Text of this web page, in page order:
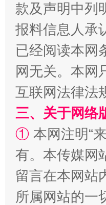
解纷+调解+退费，
站台名比不上好
款及声明中列
报料信息人承
已经阅读本网
网无关。本网
互联网法律法
三、关于网络
① 本网注明“
有。本传媒网
留言在本网站
所属网站的一